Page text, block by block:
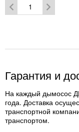
Гарантия и
На каждый дымосос
года. Доставка
транспортной
транспортом.